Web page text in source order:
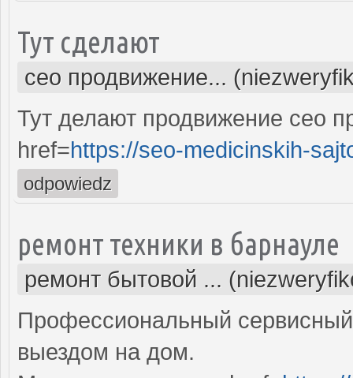
Тут сделают
сео продвижение...
Тут делают продвижение сео
href=https://seo-medicinskih-
odpowiedz
ремонт техники в барнауле
ремонт бытовой ...
Профессиональный
выездом на дом.